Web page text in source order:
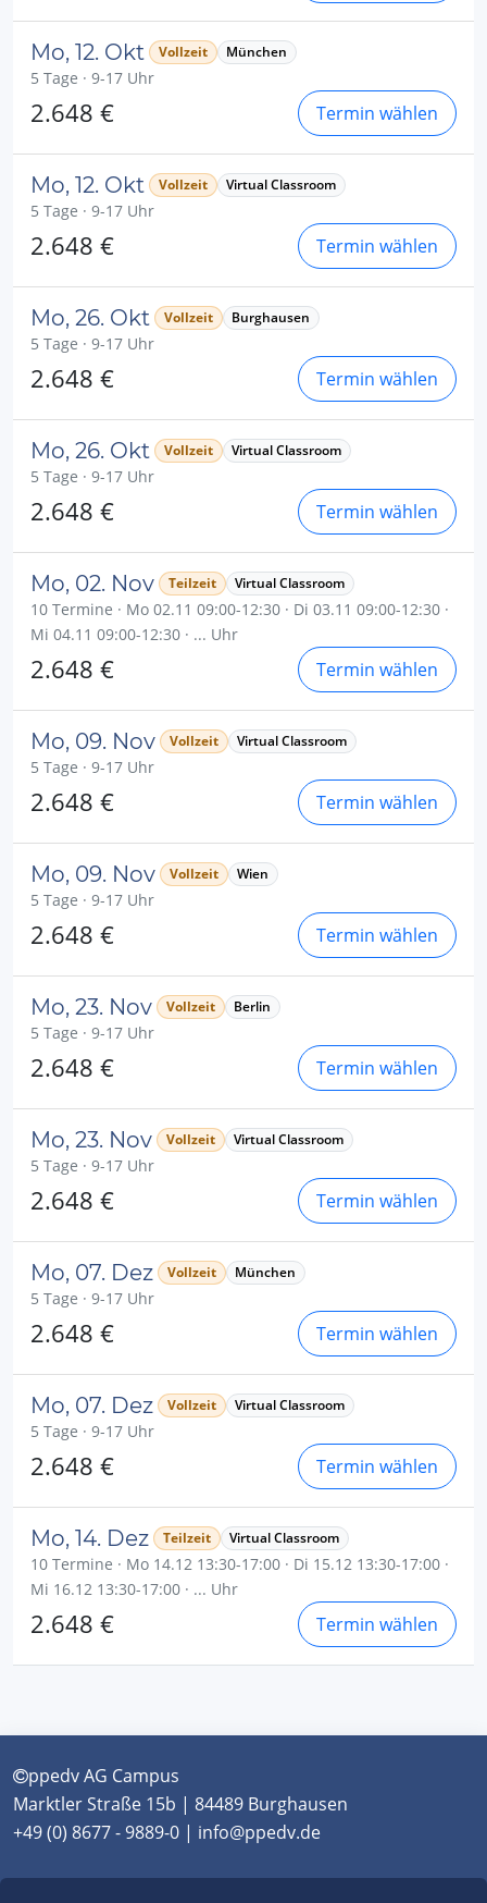
Mo, 12. Okt Vollzeit München
5 Tage · 9-17 Uhr
2.648 € Termin wählen
Mo, 12. Okt Vollzeit Virtual Classroom
5 Tage · 9-17 Uhr
2.648 € Termin wählen
Mo, 26. Okt Vollzeit Burghausen
5 Tage · 9-17 Uhr
2.648 € Termin wählen
Mo, 26. Okt Vollzeit Virtual Classroom
5 Tage · 9-17 Uhr
2.648 € Termin wählen
Mo, 02. Nov Teilzeit Virtual Classroom
10 Termine · Mo 02.11 09:00-12:30 · Di 03.11 09:00-12:30 ·
Mi 04.11 09:00-12:30 · ... Uhr
2.648 € Termin wählen
Mo, 09. Nov Vollzeit Virtual Classroom
5 Tage · 9-17 Uhr
2.648 € Termin wählen
Mo, 09. Nov Vollzeit Wien
5 Tage · 9-17 Uhr
2.648 € Termin wählen
Mo, 23. Nov Vollzeit Berlin
5 Tage · 9-17 Uhr
2.648 € Termin wählen
Mo, 23. Nov Vollzeit Virtual Classroom
5 Tage · 9-17 Uhr
2.648 € Termin wählen
Mo, 07. Dez Vollzeit München
5 Tage · 9-17 Uhr
2.648 € Termin wählen
Mo, 07. Dez Vollzeit Virtual Classroom
5 Tage · 9-17 Uhr
2.648 € Termin wählen
Mo, 14. Dez Teilzeit Virtual Classroom
10 Termine · Mo 14.12 13:30-17:00 · Di 15.12 13:30-17:00 ·
Mi 16.12 13:30-17:00 · ... Uhr
2.648 € Termin wählen
ppedv AG Campus
Marktler Straße 15b | 84489 Burghausen
+49 (0) 8677 - 9889-0 | info@ppedv.de